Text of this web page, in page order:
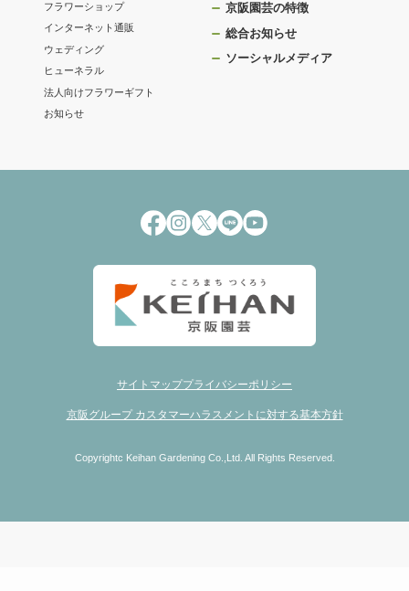
フラワーショップ
インターネット通販
ウェディング
ヒューネラル
法人向けフラワーギフト
お知らせ
京阪園芸の特徴
総合お知らせ
ソーシャルメディア
サイトマッププライバシーポリシー
京阪グループ カスタマーハラスメントに対する基本方針
Copyrightc Keihan Gardening Co.,Ltd. All Rights Reserved.